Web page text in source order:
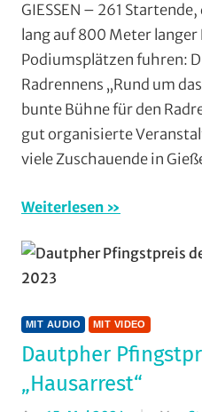
Mit
Audio,
Mit
Fotos,
Mit
Video,
Multimedia ,
Gießen
Wieseck,
Vereine
GIESSEN – 261
lang auf 800 Meter
Podiumsplätzen fuhren:
Radrennens „Rund um
bunte Bühne für den
gut organisierte
viele Zuschauende in
Weiterlesen
MIT AUDIO MIT VIDEO
Dautpher
„Hausarrest“